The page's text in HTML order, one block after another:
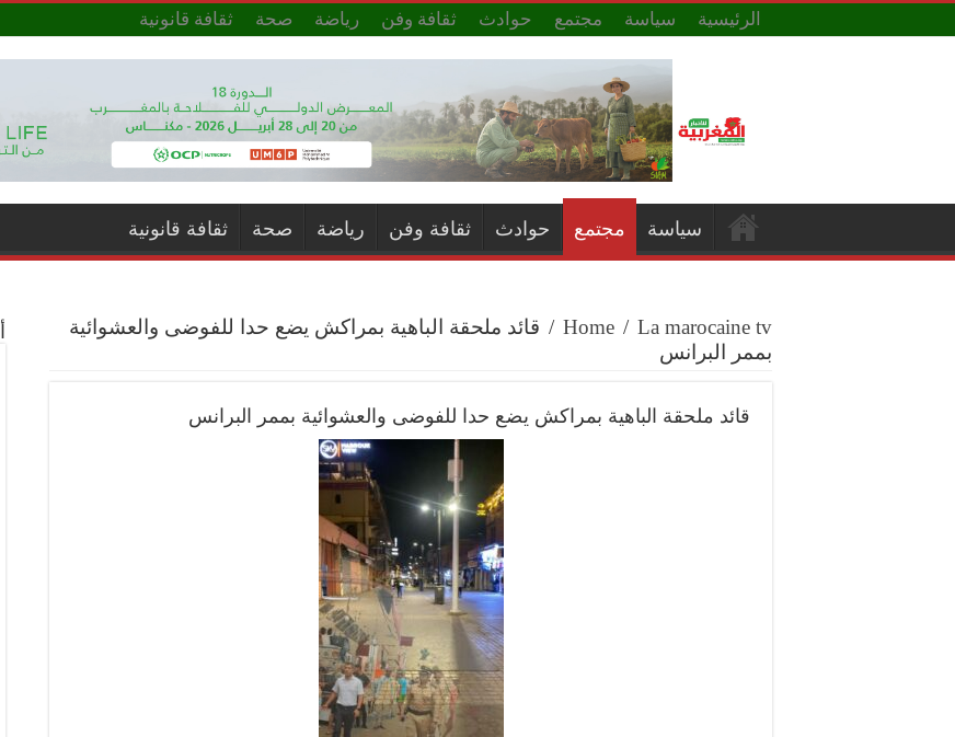
الرئيسية سياسة مجتمع حوادث ثقافة وفن رياضة صحة ثقافة قانونية
سياسة مجتمع حوادث ثقافة وفن رياضة صحة ثقافة قانونية
Home / La marocaine tv
/ قائد ملحقة الباهية بمراكش يضع حدا للفوضى والعشوائية
بممر البرانس
قائد ملحقة الباهية بمراكش يضع حدا للفوضى والعشوائية بممر البرانس